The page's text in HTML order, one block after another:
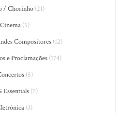
/ Chorinho (21)
(5)
Compositores(12)
e Proclamações(174)
(5)
Essentials(7)
(3)